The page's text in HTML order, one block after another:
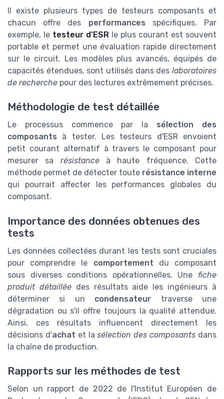
Il existe plusieurs types de testeurs composants et
chacun offre des performances spécifiques. Par
exemple, le testeur d'ESR le plus courant est souvent
portable et permet une évaluation rapide directement
sur le circuit. Les modèles plus avancés, équipés de
capacités étendues, sont utilisés dans des laboratoires
de recherche pour des lectures extrêmement précises.
Méthodologie de test détaillée
Le processus commence par la sélection des
composants à tester. Les testeurs d'ESR envoient
petit courant alternatif à travers le composant pour
mesurer sa résistanceà haute fréquence. Cette
méthode permet de détecter toute résistance interne
qui pourrait affecter les performances globales du
composant.
Importance des données obtenues des
tests
Les données collectées durant les tests sont cruciales
pour comprendre le comportement du composant
sous diverses conditions opérationnelles. Une fiche
produit détailléedes résultats aide les ingénieurs à
déterminer si un condensateur traverse une
dégradation ou s'il offre toujours la qualité attendue.
Ainsi, ces résultats influencent directement les
décisions d'achat et lasélection des composants dans
la chaîne de production.
Rapports sur les méthodes de test
Selon un rapport de 2022 de l'Institut Européen de